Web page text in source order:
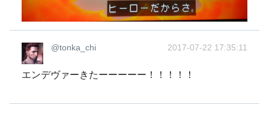
@tonka_chi 2017-07-22 17:35:11
エンデヴァーきたーーーーー！！！！！